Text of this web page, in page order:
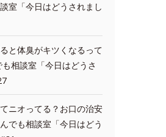
室「今日はどうされまし
と体臭がキツくなるって
相談室「今日はどうさ
ニオってる？お口の治安
でも相談室「今日はどう